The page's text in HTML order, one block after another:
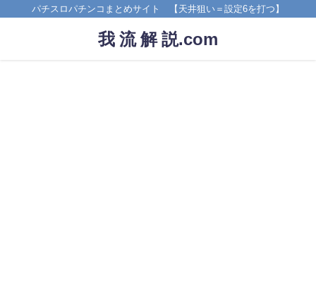
パチスロパチンコまとめサイト 【天井狙い＝設定6を打つ】
我 流 解 説.com